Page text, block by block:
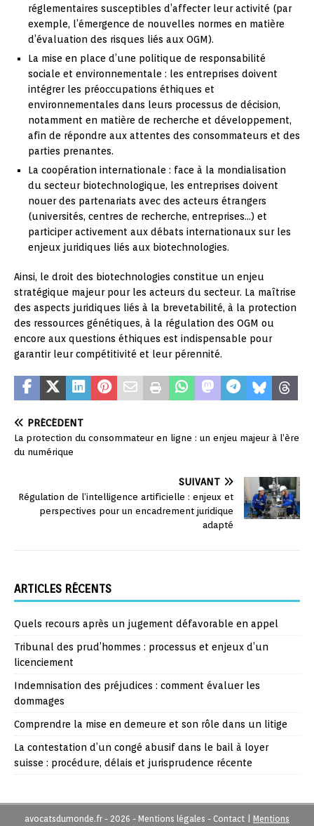
réglementaires susceptibles d’affecter leur activité (par
exemple, l’émergence de nouvelles normes en matière
d’évaluation des risques liés aux OGM).
La mise en place d’une politique de responsabilité
sociale et environnementale : les entreprises doivent
intégrer les préoccupations éthiques et
environnementales dans leurs processus de décision,
notamment en matière de recherche et développement,
afin de répondre aux attentes des consommateurs et des
parties prenantes.
La coopération internationale : face à la mondialisation
du secteur biotechnologique, les entreprises doivent
nouer des partenariats avec des acteurs étrangers
(universités, centres de recherche, entreprises…) et
participer activement aux débats internationaux sur les
enjeux juridiques liés aux biotechnologies.
Ainsi, le droit des biotechnologies constitue un enjeu
stratégique majeur pour les acteurs du secteur. La maîtrise
des aspects juridiques liés à la brevetabilité, à la protection
des ressources génétiques, à la régulation des OGM ou
encore aux questions éthiques est indispensable pour
garantir leur compétitivité et leur pérennité.
PRÉCÉDENT
La protection du consommateur en ligne : un enjeu majeur à l’ère
du numérique
SUIVANT
Régulation de l’intelligence artificielle : enjeux et
perspectives pour un encadrement juridique
adapté
ARTICLES RÉCENTS
Quels recours après un jugement défavorable en appel
Tribunal des prud’hommes : processus et enjeux d’un
licenciement
Indemnisation des préjudices : comment évaluer les
dommages
Comprendre la mise en demeure et son rôle dans un litige
La contestation d’un congé abusif dans le bail à loyer
suisse : procédure, délais et jurisprudence récente
avocatsdumonde.fr - 2026 - Mentions légales - Contact Mentions